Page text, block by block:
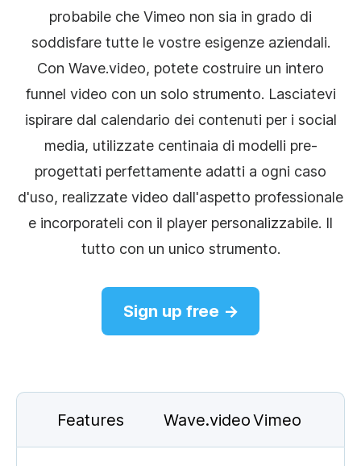
probabile che Vimeo non sia in grado di
soddisfare tutte le vostre esigenze aziendali.
Con Wave.video, potete costruire un intero
funnel video con un solo strumento. Lasciatevi
ispirare dal calendario dei contenuti per i social
media, utilizzate centinaia di modelli pre-
progettati perfettamente adatti a ogni caso
d'uso, realizzate video dall'aspetto professionale
e incorporateli con il player personalizzabile. Il
tutto con un unico strumento.
Sign up free →
Features Wave.videoVimeo